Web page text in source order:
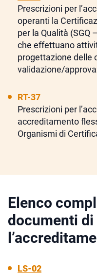
Prescrizioni per
operanti la
per la Qualità (SGQ
che effettuano
progettazione delle
validazione/
RT-37
Prescrizioni per
accreditamento
Organismi di
Elenco
documenti
LS-02